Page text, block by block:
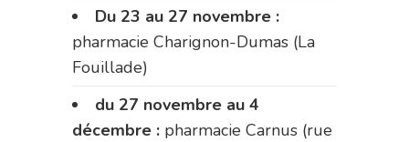
Du 23 au 27 novembre :
pharmacie Charignon-Dumas (La
Fouillade)
du 27 novembre au 4
décembre : pharmacie Carnus (rue